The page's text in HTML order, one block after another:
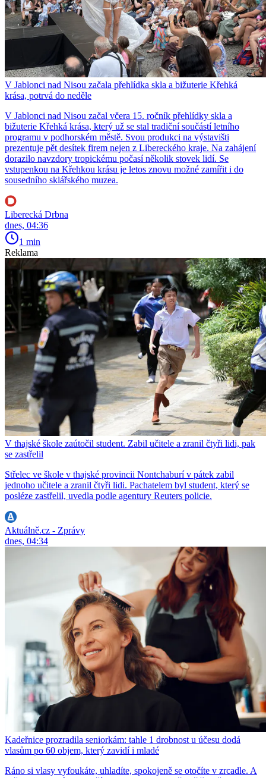
V Jablonci nad Nisou začala přehlídka skla a bižuterie Křehká
krása, potrvá do neděle
V Jablonci nad Nisou začal včera 15. ročník přehlídky skla a
bižuterie Křehká krása, který už se stal tradiční součástí letního
programu v podhorském městě. Svou produkci na výstavišti
prezentuje pět desítek firem nejen z Libereckého kraje. Na zahájení
dorazilo navzdory tropickému počasí několik stovek lidí. Se
vstupenkou na Křehkou krásu je letos znovu možné zamířit i do
sousedního sklářského muzea.
Liberecká Drbna
dnes, 04:36
1 min
Reklama
V thajské škole zaútočil student. Zabil učitele a zranil čtyři lidi, pak
se zastřelil
Střelec ve škole v thajské provincii Nontchaburí v pátek zabil
jednoho učitele a zranil čtyři lidi. Pachatelem byl student, který se
posléze zastřelil, uvedla podle agentury Reuters policie.
Aktuálně.cz - Zprávy
dnes, 04:34
Kadeřnice prozradila seniorkám: tahle 1 drobnost u účesu dodá
vlasům po 60 objem, který zavidí i mladé
Ráno si vlasy vyfoukáte, uhladíte, spokojeně se otočíte v zrcadle. A